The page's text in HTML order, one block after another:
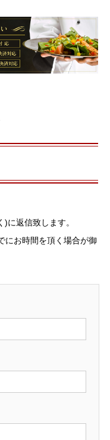
に返信致します。
にお時間を頂く場合が御